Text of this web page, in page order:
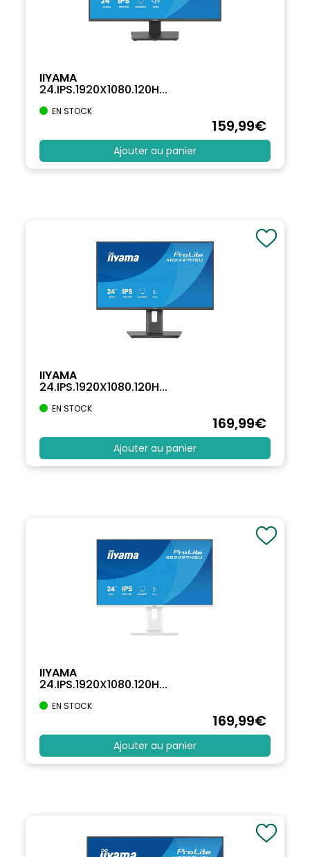
IIYAMA
24.IPS.1920X1080.120H...
EN STOCK
159,99€
Ajouter au panier
IIYAMA
24.IPS.1920X1080.120H...
EN STOCK
169,99€
Ajouter au panier
IIYAMA
24.IPS.1920X1080.120H...
EN STOCK
169,99€
Ajouter au panier